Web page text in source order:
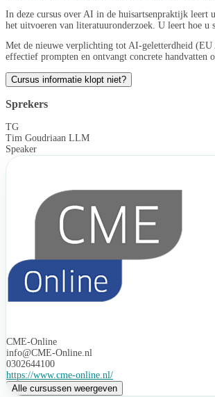
In deze cursus over AI in de huisartsenpraktijk leert
het uitvoeren van literatuuronderzoek. U leert hoe u
Met de nieuwe verplichting tot AI-geletterdheid
effectief prompten en ontvangt concrete handvatten
Cursus informatie klopt niet?
Sprekers
TG
Tim Goudriaan LLM
Speaker
CME-Online
info@CME-Online.nl
0302644100
https://www.cme-online.nl/
Alle cursussen weergeven